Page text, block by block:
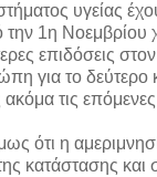
υγείας
την 1η Νοεμβρίου
επιδόσεις
για το δεύτερο
τις
ότι η
κατάστασης